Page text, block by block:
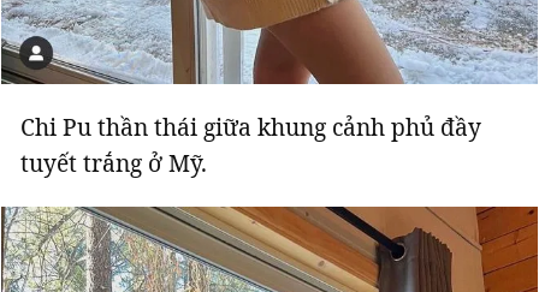
Chi Pu thần thái giữa khung cảnh phủ đầy
tuyết trắng ở Mỹ.